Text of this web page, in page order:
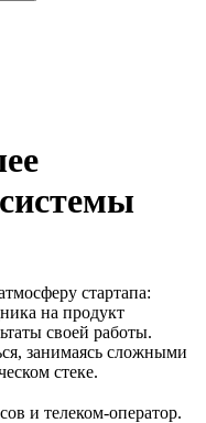
стартапа:
на продукт
своей работы.
занимаясь сложными
стеке.
и телеком-оператор.